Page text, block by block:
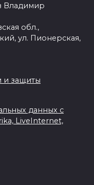
Владимир
обл.,
ул. Пионерская,
и защиты
данных с
LiveInternet,